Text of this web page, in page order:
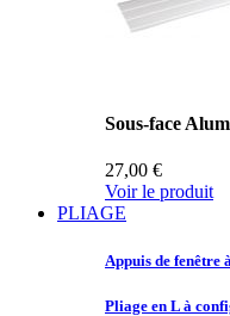
Sous-face
27,00 €
Voir le produit
PLIAGE
Appuis de fenêtre
Pliage en L à